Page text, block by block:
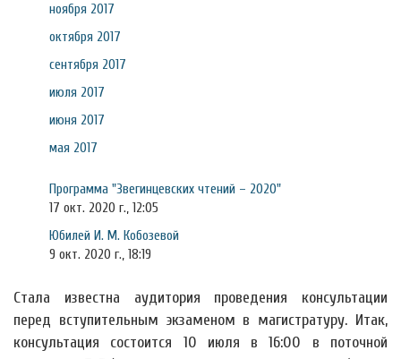
ноября 2017
октября 2017
сентября 2017
июля 2017
июня 2017
мая 2017
Программа "Звегинцевских чтений – 2020"
17 окт. 2020 г., 12:05
Юбилей И. М. Кобозевой
9 окт. 2020 г., 18:19
Стала известна аудитория проведения консультации
перед вступительным экзаменом в магистратуру. Итак,
консультация состоится 10 июля в 16:00 в поточной